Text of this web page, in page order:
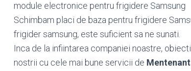
module electronice pentru frigidere Samsung
Schimbam placi de baza pentru frigidere
frigider samsung, este suficient sa ne sunati.
Inca de la infiintarea companiei noastre,
nostrii cu cele mai bune servicii de